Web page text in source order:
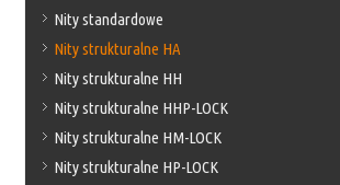
Nity standardowe
Nity strukturalne HA
Nity strukturalne HH
Nity strukturalne HHP-LOCK
Nity strukturalne HM-LOCK
Nity strukturalne HP-LOCK